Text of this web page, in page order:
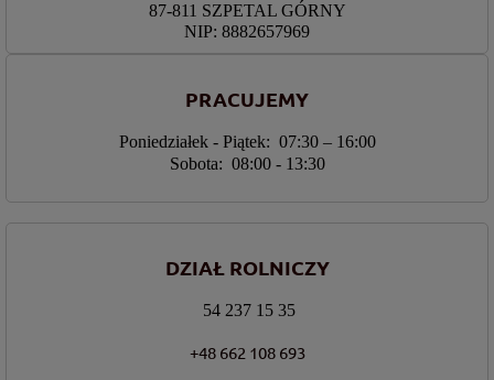
87-811 SZPETAL GÓRNY
NIP: 8882657969
PRACUJEMY
Poniedziałek - Piątek: 07:30 – 16:00
Sobota: 08:00 - 13:30
DZIAŁ ROLNICZY
54 237 15 35
+48 662 108 693